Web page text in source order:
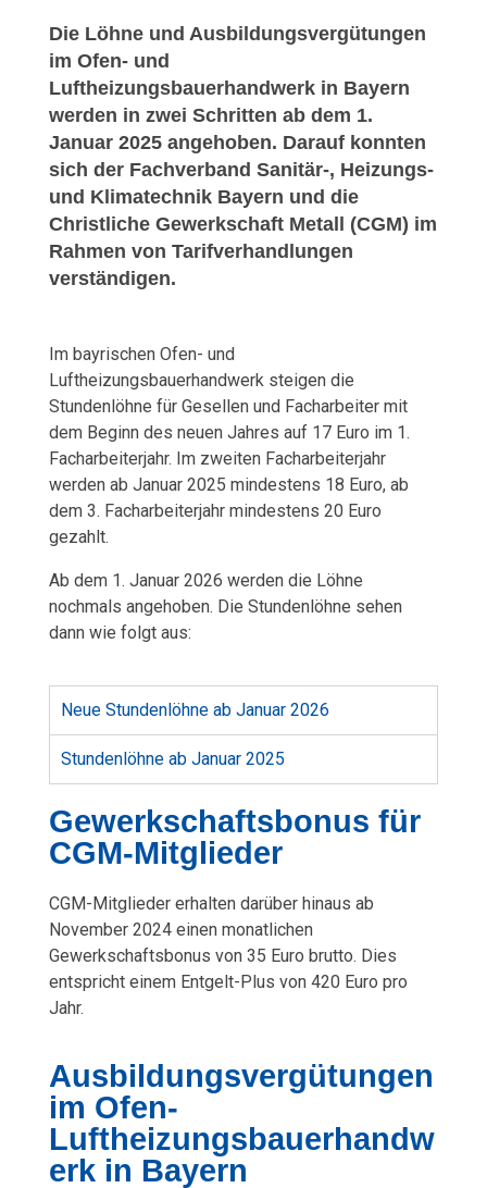
e
z
u
n
g
b
a
u
e
B
a
2
0
2
4
Die Löhne und Ausbildungsvergütungen
im Ofen- und
Luftheizungsbauerhandwerk in Bayern
werden in zwei Schritten ab dem 1.
Januar 2025 angehoben. Darauf konnten
sich der Fachverband Sanitär-, Heizungs-
und Klimatechnik Bayern und die
Christliche Gewerkschaft Metall (CGM) im
Rahmen von Tarifverhandlungen
verständigen.
Im bayrischen Ofen- und
Luftheizungsbauerhandwerk steigen die
Stundenlöhne für Gesellen und Facharbeiter mit
dem Beginn des neuen Jahres auf 17 Euro im 1.
Facharbeiterjahr. Im zweiten Facharbeiterjahr
werden ab Januar 2025 mindestens 18 Euro, ab
dem 3. Facharbeiterjahr mindestens 20 Euro
gezahlt.
Ab dem 1. Januar 2026 werden die Löhne
nochmals angehoben. Die Stundenlöhne sehen
dann wie folgt aus:
Neue Stundenlöhne ab Januar 2026
Stundenlöhne ab Januar 2025
Gewerkschaftsbonus für
CGM-Mitglieder
CGM-Mitglieder erhalten darüber hinaus ab
November 2024 einen monatlichen
Gewerkschaftsbonus von 35 Euro brutto. Dies
entspricht einem Entgelt-Plus von 420 Euro pro
Jahr.
Ausbildungsvergütungen
im Ofen-
Luftheizungsbauerhandw
erk in Bayern